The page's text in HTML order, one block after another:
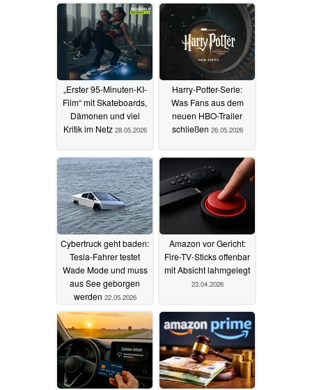
„Erster 95-Minuten-KI-
Film“ mit Skateboards,
Dämonen und viel
Kritik im Netz 28.05.2026
Harry-Potter-Serie:
Was Fans aus dem
neuen HBO-Trailer
schließen 26.05.2026
Cybertruck geht baden:
Tesla-Fahrer testet
Wade Mode und muss
aus See geborgen
werden 22.05.2026
Amazon vor Gericht:
Fire-TV-Sticks offenbar
mit Absicht lahmgelegt
23.04.2026